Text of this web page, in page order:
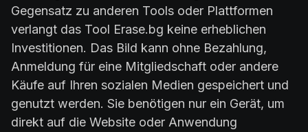
Gegensatz zu anderen Tools oder Plattformen
verlangt das Tool Erase.bg keine erheblichen
Investitionen. Das Bild kann ohne Bezahlung,
Anmeldung für eine Mitgliedschaft oder andere
Käufe auf Ihren sozialen Medien gespeichert und
genutzt werden. Sie benötigen nur ein Gerät, um
direkt auf die Website oder Anwendung